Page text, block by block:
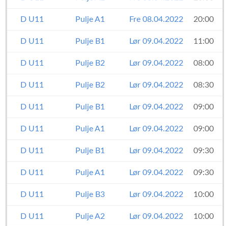
D U11 Pulje A1 Fre 08.04.2022 20:00
D U11 Pulje B1 Lør 09.04.2022 11:00
D U11 Pulje B2 Lør 09.04.2022 08:00
D U11 Pulje B2 Lør 09.04.2022 08:30
D U11 Pulje B1 Lør 09.04.2022 09:00
D U11 Pulje A1 Lør 09.04.2022 09:00
D U11 Pulje B1 Lør 09.04.2022 09:30
D U11 Pulje A1 Lør 09.04.2022 09:30
D U11 Pulje B3 Lør 09.04.2022 10:00
D U11 Pulje A2 Lør 09.04.2022 10:00